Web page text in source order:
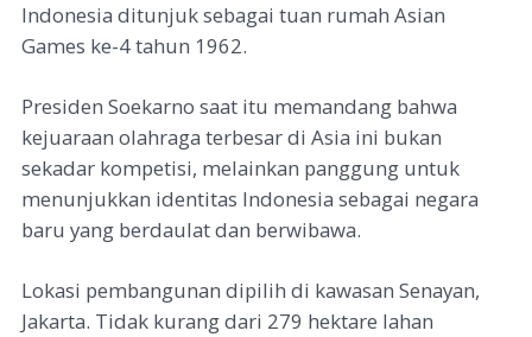
Indonesia ditunjuk sebagai tuan rumah Asian
Games ke-4 tahun 1962.
Presiden Soekarno saat itu memandang bahwa
kejuaraan olahraga terbesar di Asia ini bukan
sekadar kompetisi, melainkan panggung untuk
menunjukkan identitas Indonesia sebagai negara
baru yang berdaulat dan berwibawa.
Lokasi pembangunan dipilih di kawasan Senayan,
Jakarta. Tidak kurang dari 279 hektare lahan